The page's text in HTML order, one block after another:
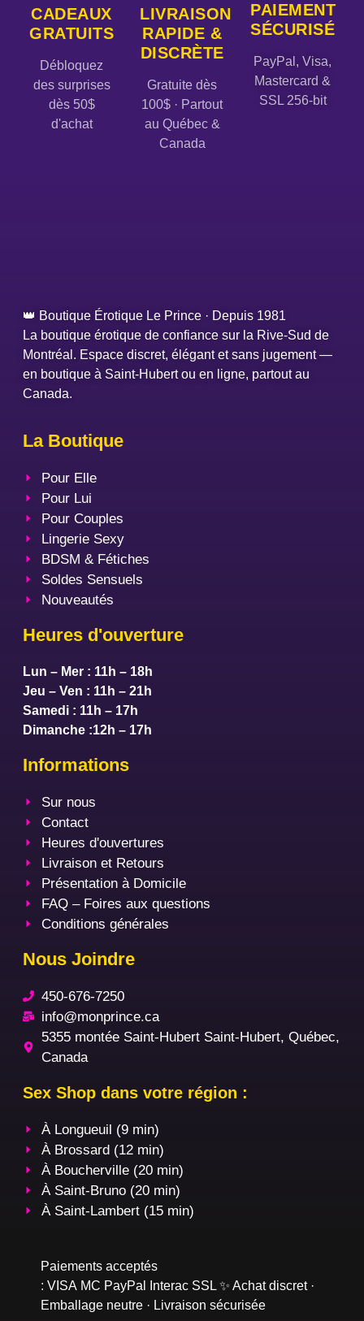
CADEAUX
GRATUITS
Débloquez
des surprises
dès 50$
d'achat
LIVRAISON
RAPIDE &
DISCRÈTE
Gratuite dès
100$ · Partout
au Québec &
Canada
PAIEMENT
SÉCURISÉ
PayPal, Visa,
Mastercard &
SSL 256-bit
👑 Boutique Érotique Le Prince · Depuis 1981
La boutique érotique de confiance sur la Rive-Sud de
Montréal. Espace discret, élégant et sans jugement —
en boutique à Saint-Hubert ou en ligne, partout au
Canada.
La Boutique
Pour Elle
Pour Lui
Pour Couples
Lingerie Sexy
BDSM & Fétiches
Soldes Sensuels
Nouveautés
Heures d'ouverture
Lun – Mer : 11h – 18h
Jeu – Ven : 11h – 21h
Samedi : 11h – 17h
Dimanche :12h – 17h
Informations
Sur nous
Contact
Heures d'ouvertures
Livraison et Retours
Présentation à Domicile
FAQ – Foires aux questions
Conditions générales
Nous Joindre
450-676-7250
info@monprince.ca
5355 montée Saint-Hubert Saint-Hubert, Québec,
Canada
Sex Shop dans votre région :
À Longueuil (9 min)
À Brossard (12 min)
À Boucherville (20 min)
À Saint-Bruno (20 min)
À Saint-Lambert (15 min)
Paiements acceptés
: VISA MC PayPal Interac SSL ✨ Achat discret ·
Emballage neutre · Livraison sécurisée